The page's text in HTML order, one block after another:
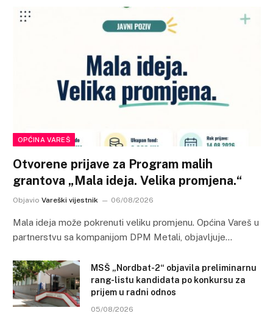
OPĆINA VAREŠ
Otvorene prijave za Program malih
grantova „Mala ideja. Velika promjena.“
Objavio Vareški vijestnik 06/08/2026
Mala ideja može pokrenuti veliku promjenu. Općina Vareš u
partnerstvu sa kompanijom DPM Metali, objavljuje…
MSŠ „Nordbat-2“ objavila preliminarnu
rang-listu kandidata po konkursu za
prijem u radni odnos
05/08/2026